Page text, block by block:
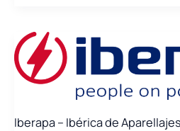
Iberapa – Ibérica de Aparellajes